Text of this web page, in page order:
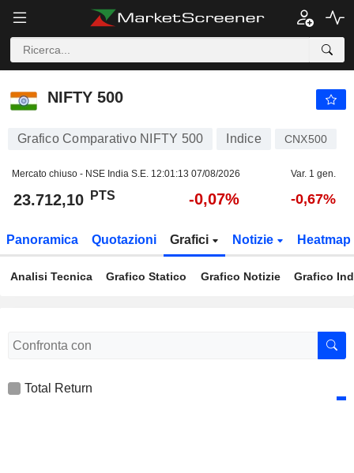
NIFTY 500
NIFTY 500
Grafico Comparativo NIFTY 500 Indice CNX500
Mercato chiuso - NSE India S.E. 12:01:13 07/08/2026 Var. 1 gen.
23.712,10 PTS -0,07% -0,67%
Panoramica Quotazioni Grafici Notizie Heatmap
Analisi Tecnica Grafico Statico Grafico Notizie Grafico
Total Return